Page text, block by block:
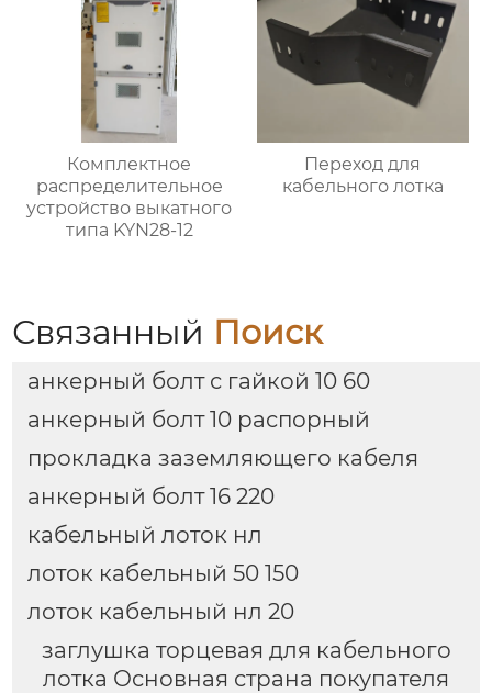
Комплектное
распределительное
устройство выкатного
типа KYN28-12
Переход для
кабельного лотка
Связанный Поиск
анкерный болт с гайкой 10 60
анкерный болт 10 распорный
прокладка заземляющего кабеля
анкерный болт 16 220
кабельный лоток нл
лоток кабельный 50 150
лоток кабельный нл 20
заглушка торцевая для кабельного
лотка Основная страна покупателя